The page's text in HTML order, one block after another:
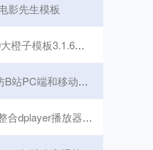
影先生模板
板3.1.6去授权版自适应
端和移动端主题 自适应
放器前置广告暂停广告等功能